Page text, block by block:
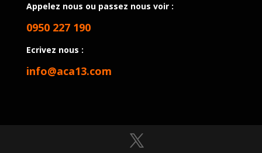
Appelez nous ou passez nous voir :
0950 227 190
Ecrivez nous :
info@aca13.com